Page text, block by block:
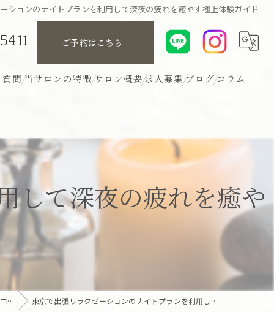
ションのナイトプランを利用して深夜の疲れを癒やす極上体験ガイド
ご予約はこちら
問 当サロンの特徴
アロマ
ヘッド
サロン概要 求人募集 ブログコラム
して深夜の疲れを癒や
コラム 東京で出張リラクゼーションのナイトプランを利用して深夜の疲れを癒やす極上体験ガイド